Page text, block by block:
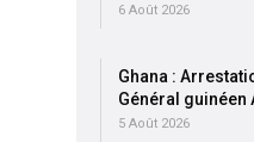
6 Août 2026
Ghana :
Général guinéen
5 Août 2026